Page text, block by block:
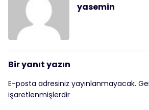
yasemin
Bir yanıt yazın
E-posta adresiniz yayınlanmayacak.
işaretlenmişlerdir